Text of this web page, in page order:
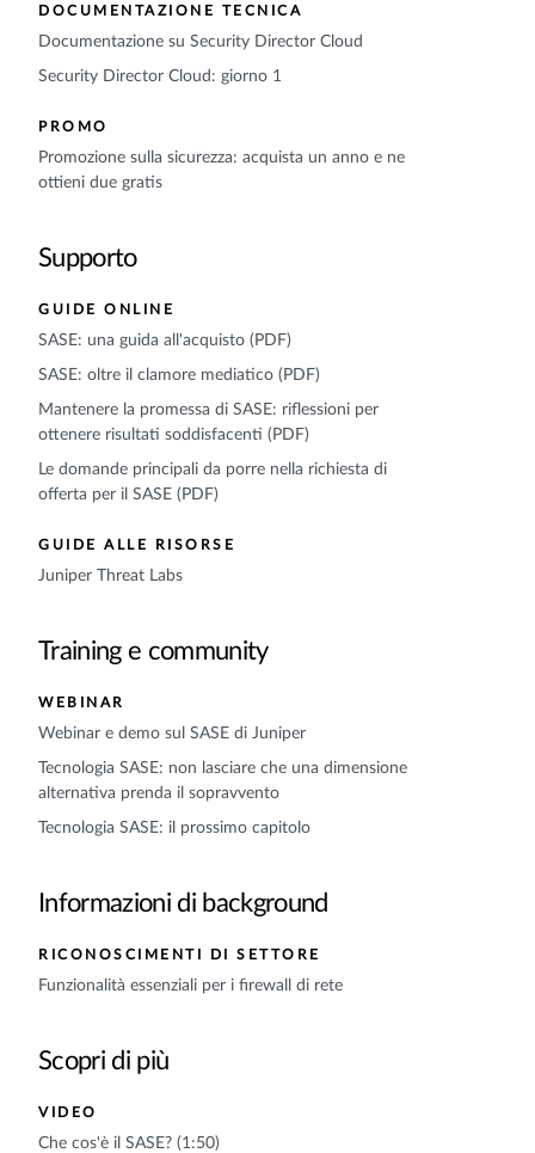
DOCUMENTAZIONE TECNICA
Documentazione su Security Director Cloud
Security Director Cloud: giorno 1
PROMO
Promozione sulla sicurezza: acquista un anno e ne
ottieni due gratis
Supporto
GUIDE ONLINE
SASE: una guida all'acquisto (PDF)
SASE: oltre il clamore mediatico (PDF)
Mantenere la promessa di SASE: riflessioni per
ottenere risultati soddisfacenti (PDF)
Le domande principali da porre nella richiesta di
offerta per il SASE (PDF)
GUIDE ALLE RISORSE
Juniper Threat Labs
Training e community
WEBINAR
Webinar e demo sul SASE di Juniper
Tecnologia SASE: non lasciare che una dimensione
alternativa prenda il sopravvento
Tecnologia SASE: il prossimo capitolo
Informazioni di background
RICONOSCIMENTI DI SETTORE
Funzionalità essenziali per i firewall di rete
Scopri di più
VIDEO
Che cos'è il SASE? (1:50)